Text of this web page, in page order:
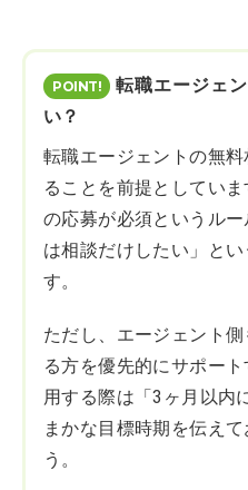
転職エージェ
い？
転職エージェントの無
ることを前提としてい
の応募が必須というル
は相談だけしたい」と
す。
ただし、エージェント
る方を優先的にサポー
用する際は「3ヶ月以内
まかな目標時期を伝え
う。